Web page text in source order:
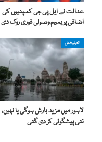
عدالت نے ایل پی جی کمپنیوں کی
اضافی پریمیم وصولی فوری روک دی
انٹرنیشنل
لاہور میں مزید بارش ہوگی یا نہیں،
نئی پیشگوئی کر دی گئی